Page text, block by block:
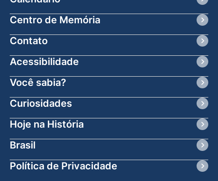
Centro de Memória
Contato
Acessibilidade
Você sabia?
Curiosidades
Hoje na História
Brasil
Política de Privacidade